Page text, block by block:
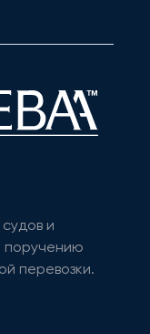
и
поручению
перевозки.